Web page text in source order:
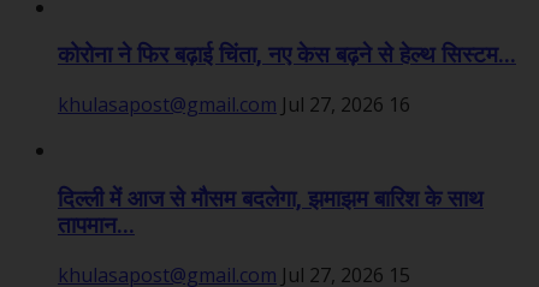
कोरोना ने फिर बढ़ाई चिंता, नए केस बढ़ने से हेल्थ सिस्टम...
khulasapost@gmail.com Jul 27, 2026 16
दिल्ली में आज से मौसम बदलेगा, झमाझम बारिश के साथ
तापमान...
khulasapost@gmail.com Jul 27, 2026 15